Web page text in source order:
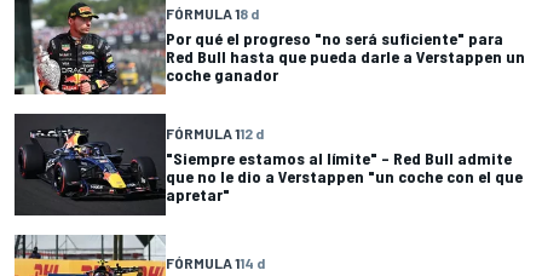
FÓRMULA 18 d
Por qué el progreso "no será suficiente" para
Red Bull hasta que pueda darle a Verstappen un
coche ganador
FÓRMULA 112 d
"Siempre estamos al límite" – Red Bull admite
que no le dio a Verstappen "un coche con el que
apretar"
FÓRMULA 114 d